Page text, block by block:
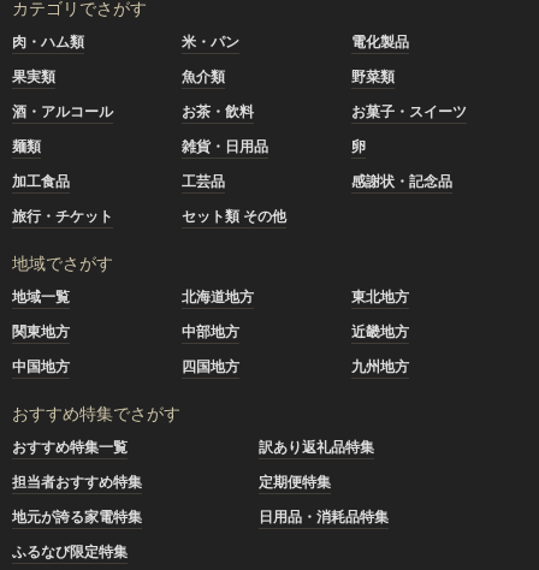
カテゴリでさがす
肉・ハム類 米・パン
電化製品
果実類
魚介類
野菜類
酒・アルコール
お茶・飲料
お菓子・スイーツ
麺類
雑貨・日用品
卵
加工食品
工芸品
感謝状・記念品
旅行・チケット
セット類 その他
地域でさがす
地域一覧 北海道地方
東北地方
関東地方
中部地方
近畿地方
中国地方
四国地方 九州地方
おすすめ特集でさがす
おすすめ特集一覧
訳あり返礼品特集
担当者おすすめ特集
定期便特集
地元が誇る家電特集
日用品・消耗品特集
ふるなび限定特集